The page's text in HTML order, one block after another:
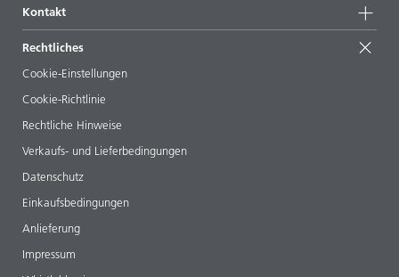
Standorte & Distributoren
Messen & Events
Success Stories
EcoVadis
Zertifikate
Startformulierungen
Veröffentlichungen
ebooks
Regulatory Affairs
Additive Guide App
Videos
Downloads
Kontakt
Rechtliches
Cookie-Einstellungen
Cookie-Richtlinie
Rechtliche Hinweise
Verkaufs- und Lieferbedingungen
Datenschutz
Einkaufsbedingungen
Anlieferung
Impressum